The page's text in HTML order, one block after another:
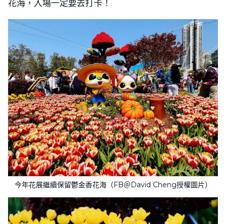
花海，入場一定要去打卡！
今年花展繼續保留鬱金香花海（FB＠David Cheng授權圖片）